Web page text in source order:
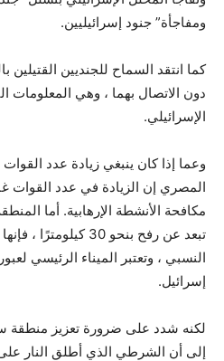
ومفاجأة” جنود إسرائيليين.
دون الاتصال بهما ، وهي المعلومات
الإسرائيلي.
وعما إذا كان ينبغي زيادة عدد
المصري إن الزيادة في عدد القوات
مكافحة الأنشطة الإرهابية. أما
تبعد عن رفح بنحو 30
النسبي ، وتعتبر الميناء الرئيسي
إسرائيل.
لكنه شدد على ضرورة تعزيز منطقة
إلى أن الشرطي الذي أطلق النار